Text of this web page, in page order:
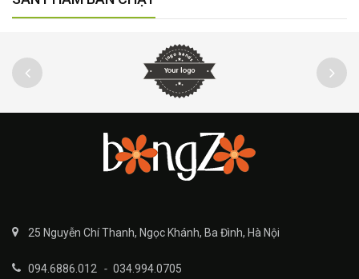
25 Nguyễn Chí Thanh, Ngọc Khánh, Ba Đình, Hà Nội
094.6886.012 - 034.994.0705